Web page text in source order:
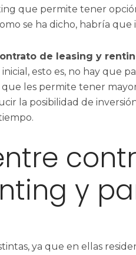
que permite tener
se ha dicho, habría que
de leasing y
esto es, no hay que
les permite tener
la posibilidad de
y
ya que en ellas